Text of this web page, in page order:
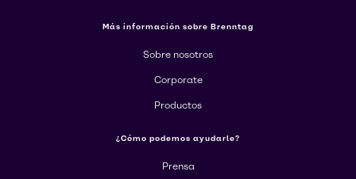
Más información sobre Brenntag
Sobre nosotros
Corporate
Productos
¿Cómo podemos ayudarle?
Prensa